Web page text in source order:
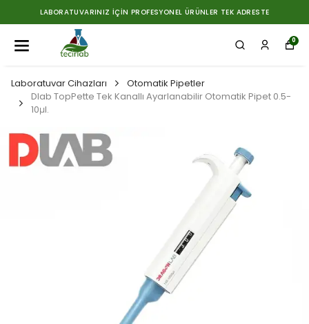
LABORATUVARINIZ İÇIN PROFESYONEL ÜRÜNLER TEK ADRESTE
0
Laboratuvar Cihazları
Otomatik Pipetler
Dlab TopPette Tek Kanallı Ayarlanabilir Otomatik Pipet 0.5-
10μl.